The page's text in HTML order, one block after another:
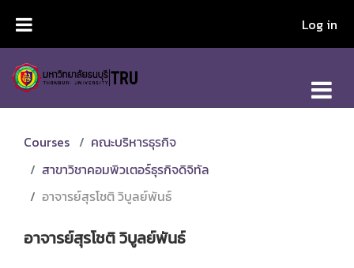
Log in
Courses
คณะบริหารธุรกิจ
สาขาวิชาคอมพิวเตอร์ธุรกิจดิจิทัล
อาจารย์สุรโชติ วิบูลย์พันธ์
อาจารย์สุรโชติ วิบูลย์พันธ์